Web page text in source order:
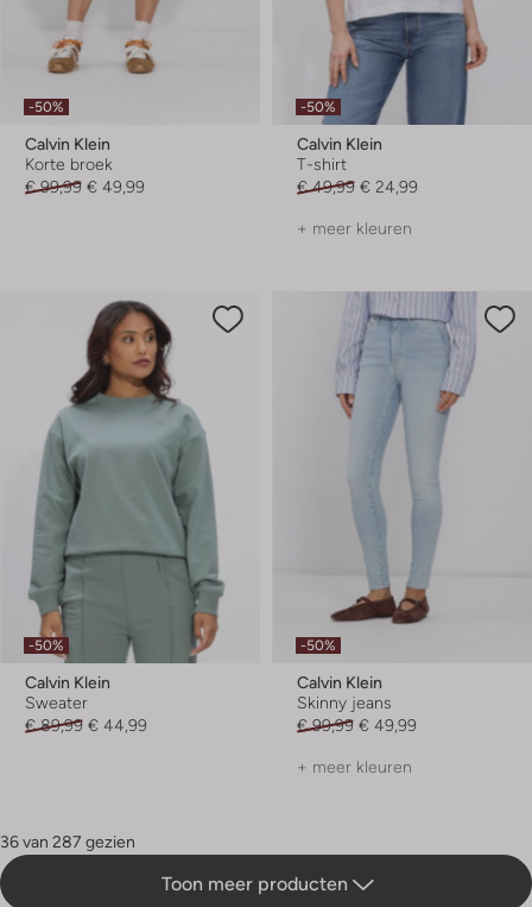
-50%
Calvin Klein
Korte broek
€ 99,99 € 49,99
-50%
Calvin Klein
T-shirt
€ 49,99 € 24,99
+ meer kleuren
-50%
Calvin Klein
Sweater
€ 89,99 € 44,99
-50%
Calvin Klein
Skinny jeans
€ 99,99 € 49,99
+ meer kleuren
36 van 287 gezien
Toon meer producten